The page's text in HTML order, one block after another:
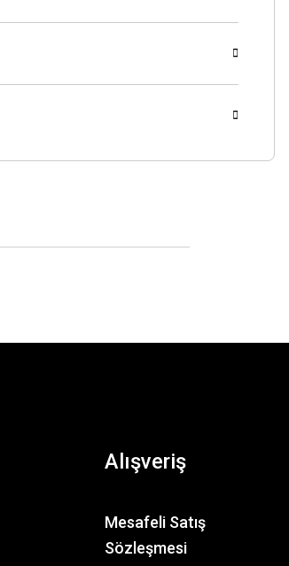
Alışveriş
Mesafeli Satış
Sözleşmesi